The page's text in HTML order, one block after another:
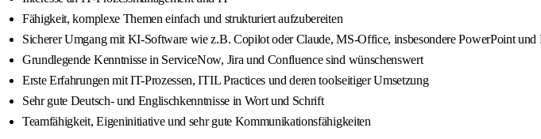
Fähigkeit, komplexe Themen einfach und strukturiert aufzubereiten
Sicherer Umgang mit KI-Software wie z.B. Copilot oder Claude, MS‐Office, insbesondere PowerPoint
Grundlegende Kenntnisse in ServiceNow, Jira und Confluence sind wünschenswert
Erste Erfahrungen mit IT-Prozessen, ITIL Practices und deren toolseitiger Umsetzung
Sehr gute Deutsch- und Englischkenntnisse in Wort und Schrift
Teamfähigkeit, Eigeninitiative und sehr gute Kommunikationsfähigkeiten